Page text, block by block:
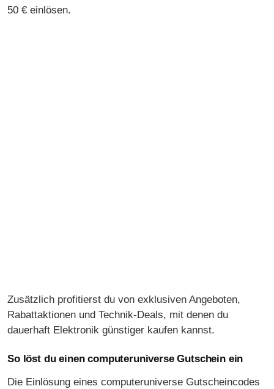
50 € einlösen.
Zusätzlich profitierst du von exklusiven Angeboten,
Rabattaktionen und Technik-Deals, mit denen du
dauerhaft Elektronik günstiger kaufen kannst.
So löst du einen computeruniverse Gutschein ein
Die Einlösung eines computeruniverse Gutscheincodes